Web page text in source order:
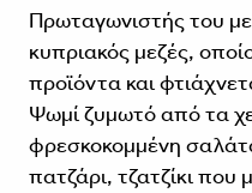
Πρωταγωνιστής του
κυπριακός μεζές,
προϊόντα και
Ψωμί ζυμωτό από τα
φρεσκοκομμένη
πατζάρι, τζατζίκι που